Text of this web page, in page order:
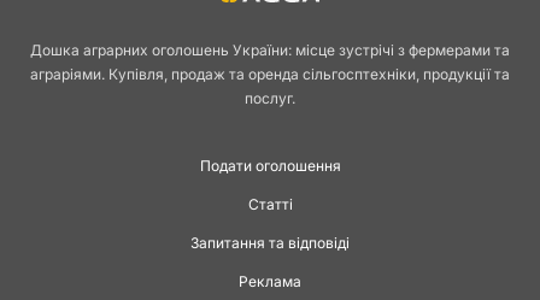
інсектицидів для різних культур і умов застосування.
Значення
інсектицидів у
виробництві
Дошка аграрних оголошень України: місце зустрічі з фермерами та
аграріями. Купівля, продаж та оренда сільгосптехніки, продукції та
послуг.
Подати оголошення
Статті
Запитання та відповіді
Реклама